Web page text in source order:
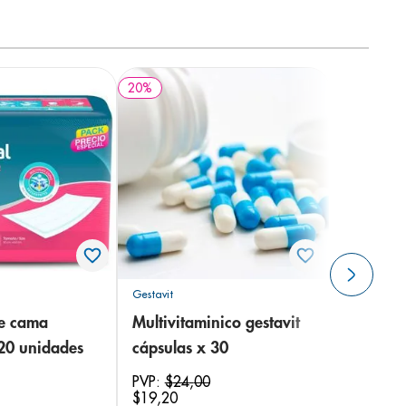
cama
unidades
20%
Gestavit
Multivitaminico gestavit
cápsulas x 30
PVP:$24,00
$19,20